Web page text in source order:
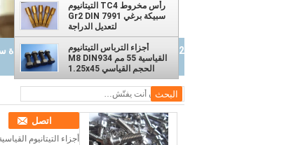
DIN933 M2 مسامير التيتانيوم Gr1 Gr2 مادة سبيكة للاتصالات السلكية واللاسلكية
رأس مخروط TC4 التيتانيوم
سبيكة برغي Gr2 DIN 7991
لتعديل الدراجة
أجزاء الترباس التيتانيوم
القياسية 55 مم M8 DIN934
الحجم القياسي 1.25x45
اتصل
أجزاء التيتانيوم